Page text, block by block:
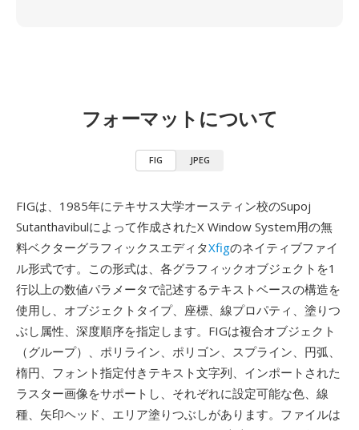
フォーマットについて
FIG JPEG
FIGは、1985年にテキサス大学オースティン校のSupoj
Sutanthavibulによって作成されたX Window System用の無
料ベクターグラフィックスエディタXfigのネイティブファイ
ル形式です。この形式は、各グラフィックオブジェクトを1
行以上の数値パラメータで記述するテキストベースの構造を
使用し、オブジェクトタイプ、座標、線プロパティ、塗りつ
ぶし属性、深度順序を指定します。FIGは複合オブジェクト
（グループ）、ポリライン、ポリゴン、スプライン、円弧、
楕円、フォント指定付きテキスト文字列、インポートされた
ラスター画像をサポートし、それぞれに設定可能な色、線
種、矢印ヘッド、エリア塗りつぶしがあります。ファイルは